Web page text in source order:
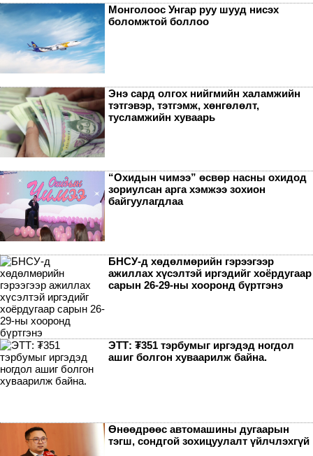
Монголоос Унгар руу шууд нисэх
боломжтой боллоо
Энэ сард олгох нийгмийн халамжийн
тэтгэвэр, тэтгэмж, хөнгөлөлт,
тусламжийн хуваарь
“Охидын чимээ” өсвөр насны охидод
зориулсан арга хэмжээ зохион
байгуулагдлаа
БНСУ-д хөдөлмөрийн гэрээгээр
ажиллах хүсэлтэй иргэдийг хоёрдугаар
сарын 26-29-ны хооронд бүртгэнэ
ЭТТ: ₮351 тэрбумыг иргэдэд ногдол
ашиг болгон хуваарилж байна.
Өнөөдрөөс автомашины дугаарын
тэгш, сондгой зохицуулалт үйлчлэхгүй